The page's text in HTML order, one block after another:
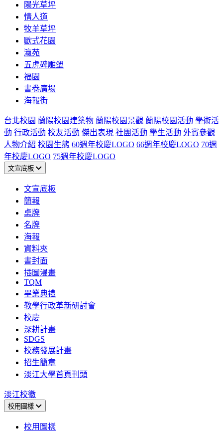
陽光草坪
情人道
牧羊草坪
歐式花園
瀛苑
五虎碑雕塑
福園
書卷廣場
海報街
台北校園 蘭陽校園建築物 蘭陽校園景觀 蘭陽校園活動 學術活
動 行政活動 校友活動 傑出表現 社團活動 學生活動 外賓參觀
人物介紹 校園生態 60週年校慶LOGO 66週年校慶LOGO 70週
年校慶LOGO 75週年校慶LOGO
文宣底板
文宣底板
簡報
桌牌
名牌
海報
資料夾
書封面
插圖漫畫
TQM
畢業典禮
教學行政革新研討會
校慶
深耕計畫
SDGS
校務發展計畫
招生簡章
淡江大學首頁刊頭
淡江校徽
校用圖樣
校用圖樣